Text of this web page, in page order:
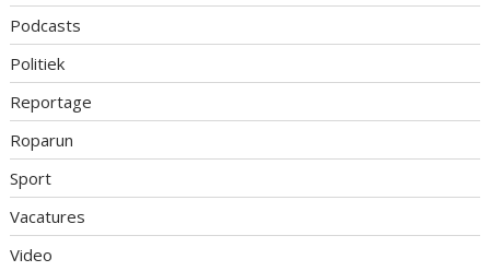
Podcasts
Politiek
Reportage
Roparun
Sport
Vacatures
Video